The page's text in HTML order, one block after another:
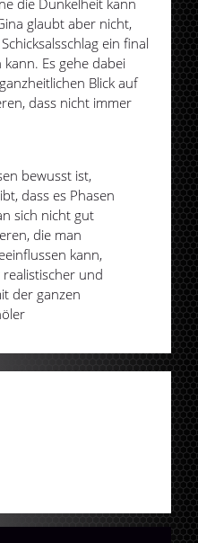
die Dunkelheit kann
glaubt aber nicht,
ein final
kann. Es gehe dabei
Blick auf
dass nicht immer
bewusst ist,
dass es Phasen
sich nicht gut
die man
kann,
und
der ganzen